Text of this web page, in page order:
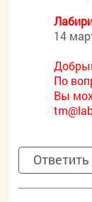
14
По
Вы
Ответить